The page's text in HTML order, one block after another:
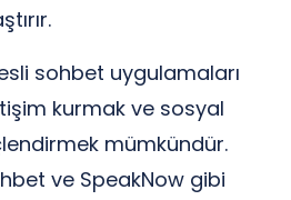
sohbet uygulamaları
kurmak ve sosyal
mümkündür.
ve SpeakNow gibi